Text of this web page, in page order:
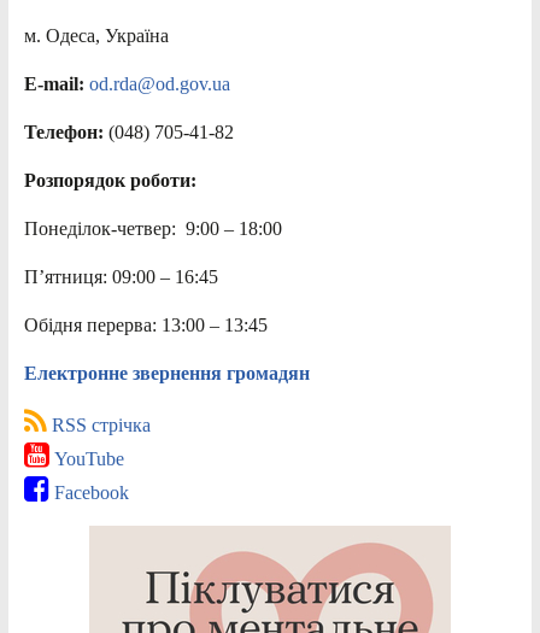
м. Одеса, Україна
E-mail: od.rda@od.gov.ua
Телефон: (048) 705-41-82
Розпорядок роботи:
Понеділок-четвер: 9:00 – 18:00
П’ятниця: 09:00 – 16:45
Обідня перерва: 13:00 – 13:45
Електронне звернення громадян
RSS стрічка
YouTube
Facebook